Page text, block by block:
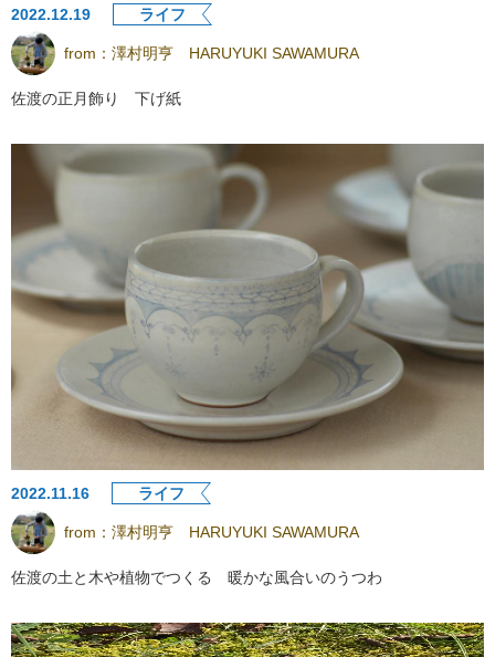
2022.12.19 ライフ
from： 澤村明亨 HARUYUKI SAWAMURA
佐渡の正月飾り 下げ紙
2022.11.16 ライフ
from： 澤村明亨 HARUYUKI SAWAMURA
佐渡の土と木や植物でつくる 暖かな風合いのうつわ